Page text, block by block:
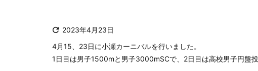
 2023年4月23日
4月15、23日に小瀬カーニバルを行いました。
1日目は男子1500mと男子3000mSCで、2日目は高校男子円盤